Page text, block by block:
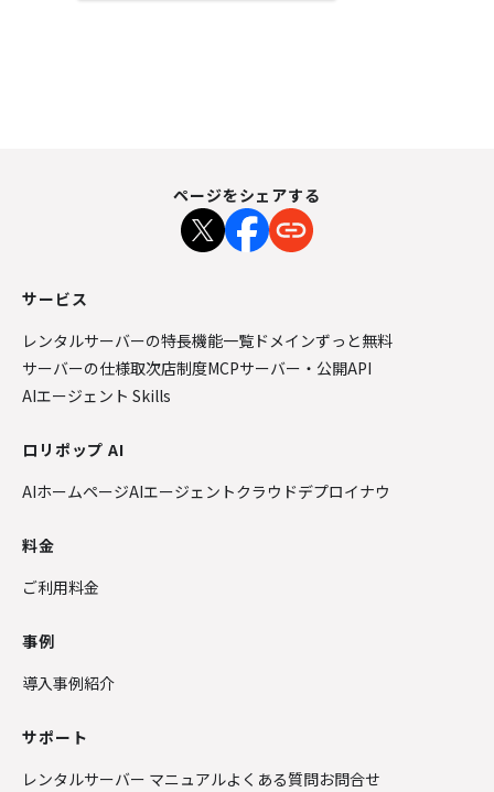
ページをシェアする
サービス
レンタルサーバーの特長機能一覧 ドメインずっと無料
サーバーの仕様取次店制度MCPサーバー・公開API
AIエージェント Skills
ロリポップ AI
AIホームページAIエージェントクラウドデプロイナウ
料金
ご利用料金
事例
導入事例紹介
サポート
レンタルサーバー マニュアルよくある質問お問合せ